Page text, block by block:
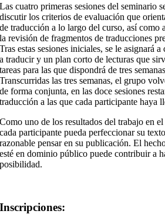
Las cuatro primeras sesiones del seminario
discutir los criterios de evaluación que
de traducción a lo largo del curso, así como
la revisión de fragmentos de traducciones
Tras estas sesiones iniciales, se le asignará
a traducir y un plan corto de lecturas que
tareas para las que dispondrá de tres
Transcurridas las tres semanas, el grupo
de forma conjunta, en las doce sesiones
traducción a las que cada participante haya
Como uno de los resultados del trabajo en
cada participante pueda perfeccionar su
razonable pensar en su publicación. El
esté en dominio público puede contribuir a
posibilidad.
Inscripciones: